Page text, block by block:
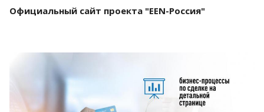
Официальный сайт проекта "EEN-Россия"